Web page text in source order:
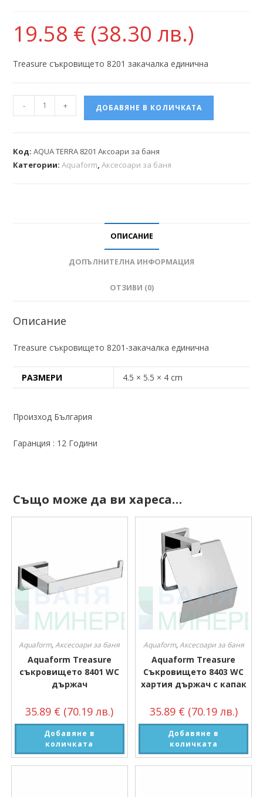
19.58 € (38.30 лв.)
Treasure съкровището 8201 закачалка единична
- + ДОБАВЯНЕ В КОЛИЧКАТА
Код:AQUA TERRA 8201 Аксоари за баня
Категории:Aquaform ,Аксесоари за баня
ОПИСАНИЕ
ДОПЪЛНИТЕЛНА ИНФОРМАЦИЯ
ОТЗИВИ (0)
Описание
Treasure съкровището 8201-закачалка единична
РАЗМЕРИ 4.5 × 5.5 × 4 cm
Произход България
Гаранция : 12 Години
Също може да ви хареса…
Aquaform,Аксесоари за баня
Aquaform Treasure
съкровището 8401 WC
държач
35.89 € (70.19 лв.)
Добавяне в
количката
Aquaform,Аксесоари за баня
Aquaform Treasure
Съкровището 8403 WC
хартия държач с капак
35.89 € (70.19 лв.)
Добавяне в
количката